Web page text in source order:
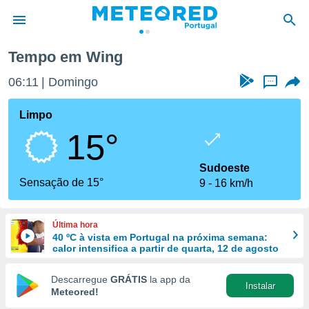
da
foi
fornecidas
a este
das
e
forma
digital
Tempo em Wing
06:11 Domingo ...
Limpo
15°
Sensação de 15°
Sudoeste
9
16 km/h
Última hora
40 ºC à vista em Portugal na próxima semana:
calor intensifica a partir de quarta, 12 de agosto
Descarregue GRÁTIS la app da
Meteored!
Instalar